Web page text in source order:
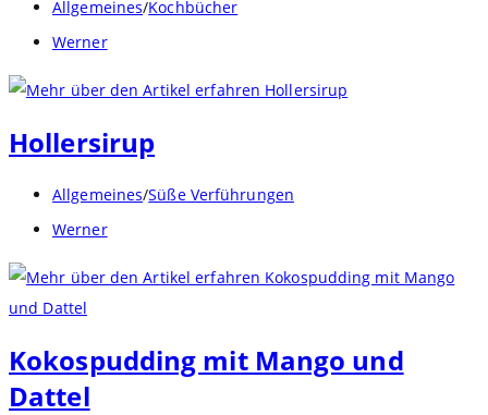
Beitrags-
Kategorie:
Allgemeines/Kochbücher
Beitrags-
Werner
Hollersirup
Beitrags-
Kategorie:
Allgemeines/Süße Verführungen
Beitrags-
Werner
Kokospudding mit Mango und
Dattel